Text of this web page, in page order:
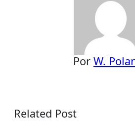
Por W.
Related Post